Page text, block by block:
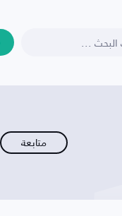
متابعة